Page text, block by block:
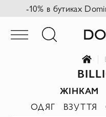
-10% в бутиках
ЖІНКАМ
ОДЯГ
ВЗУТТЯ